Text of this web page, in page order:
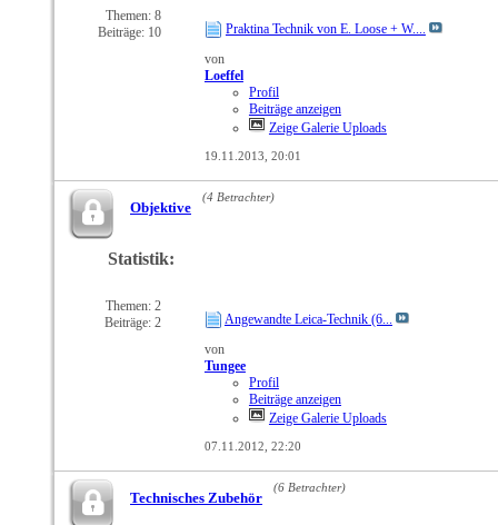
dieses
Forums
Themen: 8
Beiträge: 10
Praktina Technik von E. Loose + W....
von
Loeffel
Profil
Beiträge anzeigen
Zeige Galerie Uploads
19.11.2013, 20:01
Objektive
(4 Betrachter)
RSS-
dieses
Forums
Statistik:
Themen: 2
Beiträge: 2
Angewandte Leica-Technik (6...
von
Tungee
Profil
Beiträge anzeigen
Zeige Galerie Uploads
07.11.2012, 22:20
Technisches Zubehör
(6 Betrachter)